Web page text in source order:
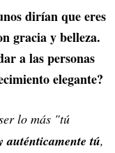
dirían que eres
gracia y belleza.
a las personas
elegante?
lo más "tú
auténticamente tú,